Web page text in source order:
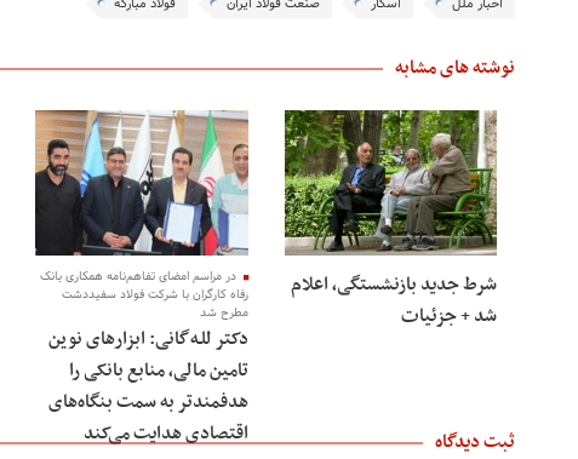
نوشته های مشابه
شرط جدید بازنشستگی، اعلام
شد + جزئیات
در مراسم امضای تفاهم‌نامه همکاری بانک
رفاه کارگران با شرکت فولاد سفیددشت
مطرح شد
دکتر للـه‌گانی: ابزارهای نوین
تامین مالی، منابع بانکی را
هدفمندتر به سمت بنگاه‌های
اقتصادی هدایت می‌کند
ثبت دیدگاه